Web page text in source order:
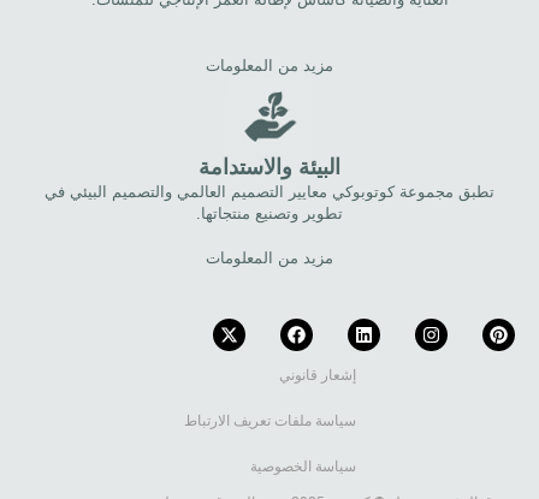
مزيد من المعلومات
البيئة والاستدامة
تطبق مجموعة كوتوبوكي معايير التصميم العالمي والتصميم البيئي في
تطوير وتصنيع منتجاتها.
مزيد من المعلومات
إشعار قانوني
سياسة ملفات تعريف الارتباط
سياسة الخصوصية